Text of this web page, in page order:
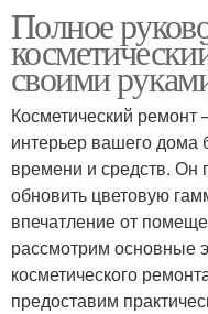
Полное
своими
Косметический ремонт
интерьер вашего дома
времени и средств. Он
обновить цветовую
впечатление от
рассмотрим основные
косметического
предоставим